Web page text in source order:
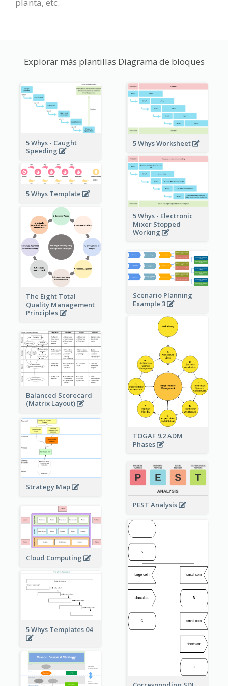
planta, etc.
Explorar más plantillas Diagrama de bloques
5 Whys - Caught
Speeding
5 Whys Worksheet
5 Whys - Electronic
Mixer Stopped
Working
5 Whys Template
The Eight Total
Quality Management
Principles
Scenario Planning
Example 3
TOGAF 9.2 ADM
Phases
Balanced Scorecard
(Matrix Layout)
Strategy Map
PEST Analysis
Cloud Computing
5 Whys Templates 04